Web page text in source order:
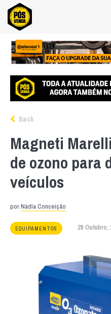
Back
Magneti
de ozono para
veículos
porNádia Conceição
EQUIPAMENTOS 29 Outubro,